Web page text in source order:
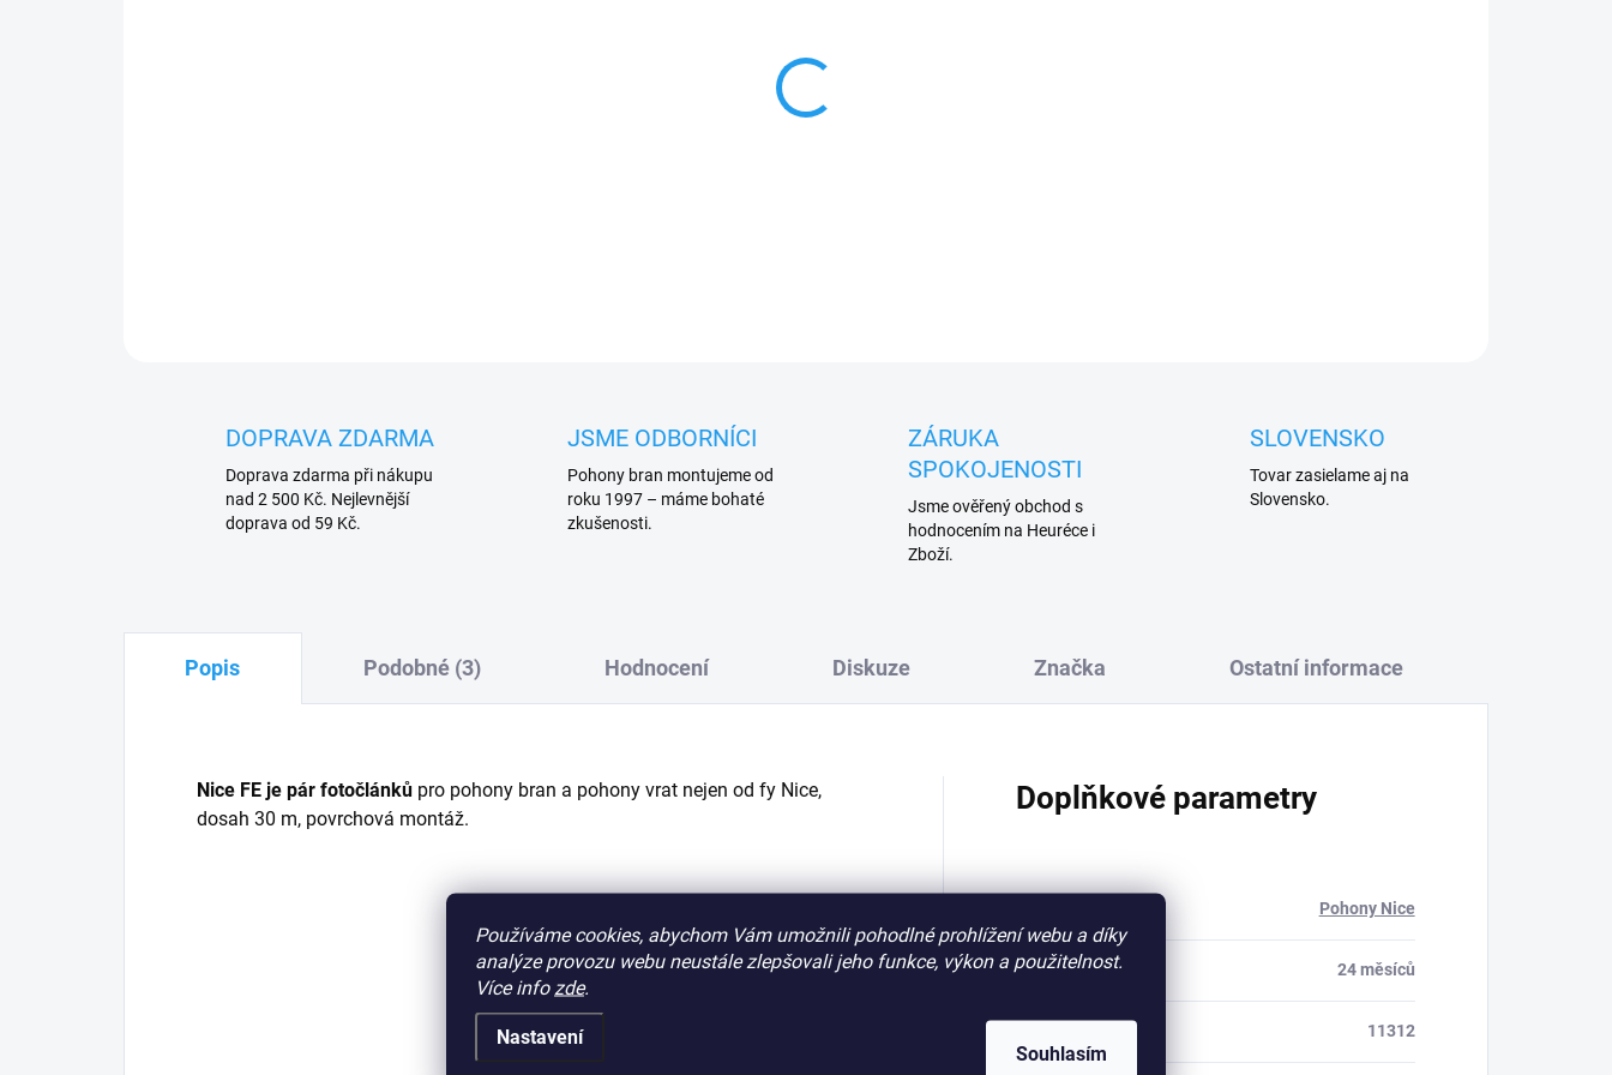
Používáme cookies, abychom Vám umožnili pohodlné prohlížení webu a díky
analýze provozu webu neustále zlepšovali jeho funkce, výkon a použitelnost.
Více info zde.
Nastavení
Souhlasím
DOPRAVA ZDARMA
Doprava zdarma při nákupu
nad 2 500 Kč. Nejlevnější
doprava od 59 Kč.
JSME ODBORNÍCI
Pohony bran montujeme od
roku 1997 – máme bohaté
zkušenosti.
ZÁRUKA
SPOKOJENOSTI
Jsme ověřený obchod s
hodnocením na Heuréce i
Zboží.
SLOVENSKO
Tovar zasielame aj na
Slovensko.
Popis Podobné (3) Hodnocení Diskuze Značka Ostatní informace
Nice FE je pár fotočlánků pro pohony bran a pohony vrat nejen od fy Nice,
dosah 30 m, povrchová montáž.
Doplňkové parametry
Pohony Nice
Záruka: 24 měsíců
11312